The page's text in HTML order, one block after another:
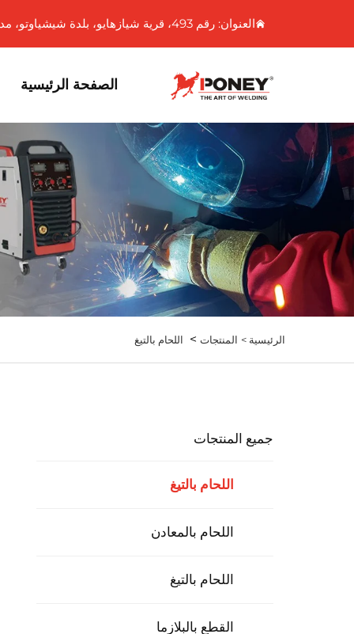
العنوان: رقم 493، قرية شيازهايو، بلدة شيشياوتو، مدينة ونلينغ، مقاطعة تشيجيانغ، الصين
الصفحة الرئيسية
الرئيسية > المنتجات > اللحام بالتيغ
جميع المنتجات
اللحام بالتيغ
اللحام بالمعادن
اللحام بالتيغ
القطع بالبلازما